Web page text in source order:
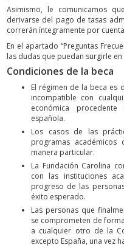
Asimismo, le comunicamos
derivarse del pago de tasas
correrán íntegramente por
En el apartado “Preguntas
las dudas que puedan surgirle
Condiciones de la beca
El régimen de la beca es
incompatible con
económica
española.
Los casos de las
programas
manera particular.
La Fundación Carolina
con las instituciones
progreso de las
éxito esperado.
Las personas que
se comprometen de
a cualquier otro de la
excepto España, una vez